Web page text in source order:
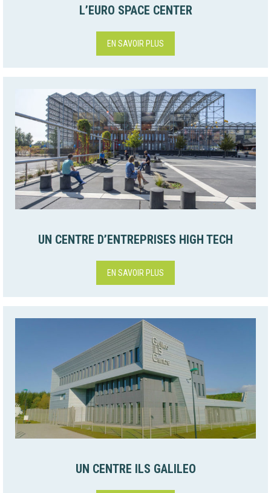
L’EURO SPACE CENTER
EN SAVOIR PLUS
UN CENTRE D’ENTREPRISES HIGH TECH
EN SAVOIR PLUS
UN CENTRE ILS GALILEO